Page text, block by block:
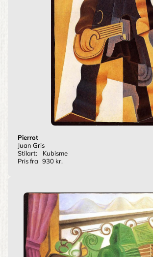
Pierrot
Juan Gris
Stilart:
Kubisme
Pris fra 930 kr.